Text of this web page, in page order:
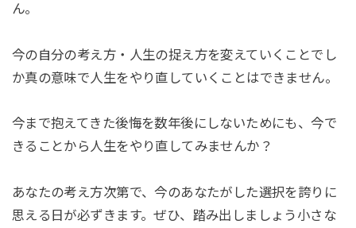
ん。
今の自分の考え方・人生の捉え方を変えていくことでし
か真の意味で人生をやり直していくことはできません。
今まで抱えてきた後悔を数年後にしないためにも、今で
きることから人生をやり直してみませんか？
あなたの考え方次第で、今のあなたがした選択を誇りに
思える日が必ずきます。ぜひ、踏み出しましょう小さな